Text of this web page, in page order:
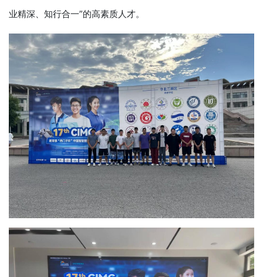
业精深、知行合一”的高素质人才。